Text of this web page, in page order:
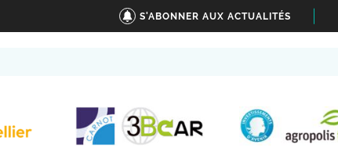
S'ABONNER AUX ACTUALITÉS